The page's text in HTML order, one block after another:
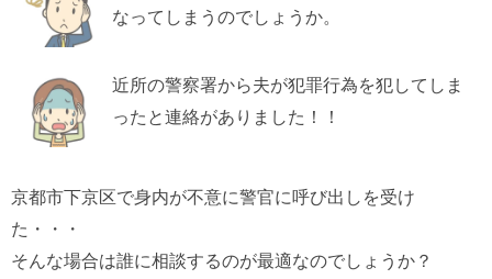
なってしまうのでしょうか。
近所の警察署から夫が犯罪行為を犯してしま
ったと連絡がありました！！
京都市下京区で身内が不意に警官に呼び出しを受け
た・・・
そんな場合は誰に相談するのが最適なのでしょうか？